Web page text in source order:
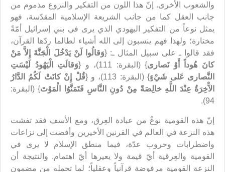
والشعوب الأخرى. إنّ هذا اللون من التفكير والنزوع مذموم من
جانب العقل كما من جانب الشريعة الإسلامية المقدّسة، فهو
يمثل نوعاً من التفكير اليهودي الذي يرى في بني إسرائيل أمّةً
مختارة؛ ولهذا فهم ينسبون إلى الله أشياء لطالما ردّها القرآن،
فقد قالوا ـ على سبيل المثال ـ: {وَقالُوا لَنْ يَدْخُلَ الْجَنَّةَ إِلاَّ مَنْ
كانَ هُوداً أَوْ نَصارى} (البقرة: 111)، و {
وَقالَتِ الْيَهُودُ لَيْسَتِ
النَّصارى عَلى شَيْ‏ءٍ} (البقرة: 113)، و {
قُلْ إِنْ كانَتْ لَكُمُ الدَّارُ
الآْخِرَةُ عِنْدَ اللَّهِ خالِصَةً مِنْ دُونِ النَّاسِ فَتَمَنَّوُا الْمَوْتَ} (البقرة:
94).
إنّ هذه القومية نوعٌ من عبادة العِرق، ومع الأسف فقد تفشت
هذه النزعة في العالم في القرنين الأخيرين وأفضت إلى نزاعات
واضطرابات وحروب عدّة، فيما منطق الإسلام لا يرى في
القومية والعِرقية أيّ قيمة ولا يعيرها أيّ اهتمام. والنتيجة أن
النزعة القومية مرفوضة قرآنياً وعقلياً؛ لما تحمله من مضمون